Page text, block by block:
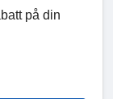
på din